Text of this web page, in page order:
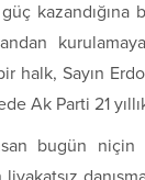
halk, Sayın
Ak Parti 21
bugün niçin